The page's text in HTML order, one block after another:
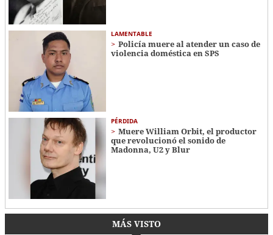
LAMENTABLE
Policía muere al atender un caso de
violencia doméstica en SPS
PÉRDIDA
Muere William Orbit, el productor
que revolucionó el sonido de
Madonna, U2 y Blur
MÁS VISTO